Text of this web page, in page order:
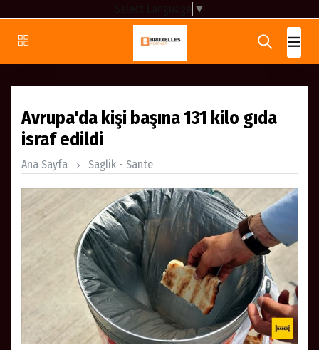
▼
Avrupa'da kişi başına 131 kilo gıda
israf edildi
Ana Sayfa Saglik - Sante